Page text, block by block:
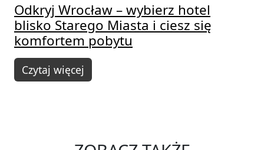
Odkryj Wrocław – wybierz hotel
blisko Starego Miasta i ciesz się
komfortem pobytu
Czytaj więcej